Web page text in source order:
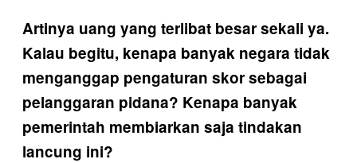
Artinya uang yang terlibat besar sekali ya.
Kalau begitu, kenapa banyak negara tidak
menganggap pengaturan skor sebagai
pelanggaran pidana? Kenapa banyak
pemerintah membiarkan saja tindakan
lancung ini?